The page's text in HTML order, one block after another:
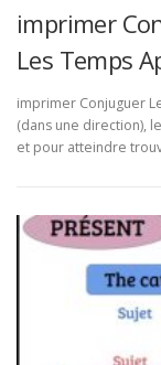
imprimer
Les Temps
imprimer Conjuguer
(dans une direction),
et pour atteindre